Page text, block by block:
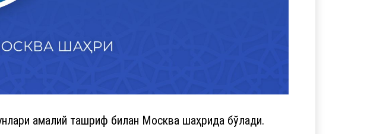
амалий ташриф билан Москва шаҳрида бўлади.